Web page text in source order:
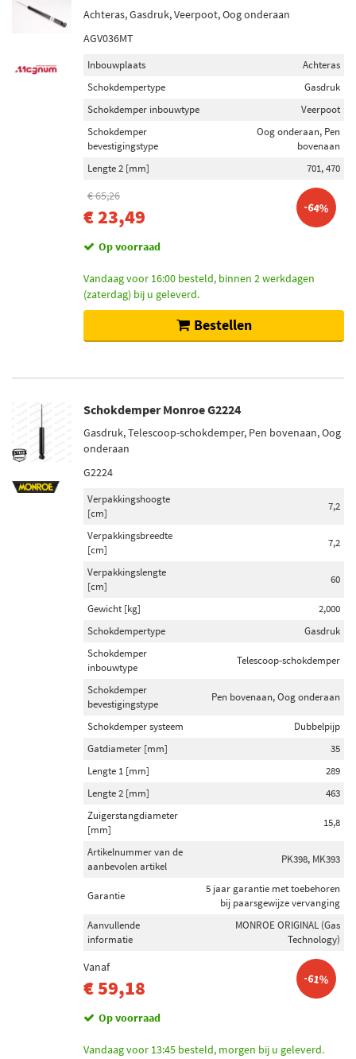
Magnum Technology (36)
Maxgear (39)
Sachs (84)
Bilstein (119)
Categorieën
Trillingsdemper (5)
Schokdemper montageset (5)
Draagarm-/ reactiearm lager (3)
Inbouwplaats
Achteras (207)
Vooras (101)
Vooras rechts (97)
Vooras links (96)
Achteras links (6)
Schokdempertype
Gasdruk (628)
Oliedruk (61)
Schokdemper inbouwtype
Veerpoot (329)
Telescoop-schokdemper (221)
Demper niet veerdragend (55)
Schokdemper bevestigingstype
Pen bovenaan (617)
Oog onderaan (297)
Oog bovenaan (65)
Niet op voorraad (359)
Achteras, Gasdruk, Veerpoot, Oog onderaan
AGV036MT
Inbouwplaats
Achteras
Schokdempertype
Gasdruk
Schokdemper inbouwtype
Veerpoot
Schokdemper
bevestigingstype
Oog onderaan, Pen
bovenaan
Lengte 2 [mm]
701, 470
€ 65,26
€ 23,49 -64%
Op voorraad
Vandaag voor 16:00 besteld, binnen 2 werkdagen
(zaterdag) bij u geleverd.
Bestellen
Schokdemper Monroe G2224
Gasdruk, Telescoop-schokdemper, Pen bovenaan, Oog
onderaan
G2224
Verpakkingshoogte
[cm]
7,2
Verpakkingsbreedte
[cm]
7,2
Verpakkingslengte
[cm]
60
Gewicht [kg]
2,000
Schokdempertype
Gasdruk
Schokdemper
inbouwtype
Telescoop-schokdemper
Schokdemper
bevestigingstype
Pen bovenaan, Oog onderaan
Schokdemper systeem
Dubbelpijp
Gatdiameter [mm]
35
Lengte 1 [mm]
289
Lengte 2 [mm]
463
Zuigerstangdiameter
[mm]
15,8
Artikelnummer van de
aanbevolen artikel
PK398, MK393
Garantie
5 jaar garantie met toebehoren
bij paarsgewijze vervanging
Aanvullende
informatie
MONROE ORIGINAL (Gas
Technology)
Vanaf
€ 59,18 -61%
Op voorraad
Vandaag voor 13:45 besteld, morgen bij u geleverd.